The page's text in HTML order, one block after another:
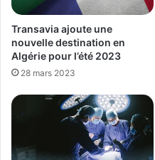
Transavia ajoute une
nouvelle destination en
Algérie pour l’été 2023
28 mars 2023